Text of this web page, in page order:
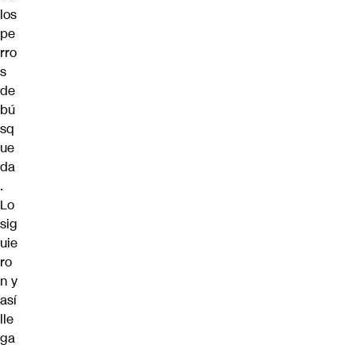
los
pe
rro
s
de
bú
sq
ue
da
.
Lo
sig
uie
ro
n y
así
lle
ga